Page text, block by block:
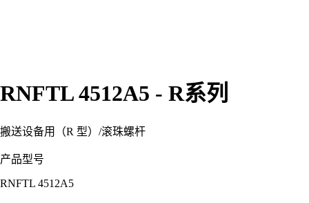
RNFTL 4512A5 - R系列
搬送设备用（R 型） /滚珠螺杆
产品型号
RNFTL 4512A5